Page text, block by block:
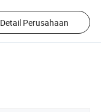
Detail Perusahaan